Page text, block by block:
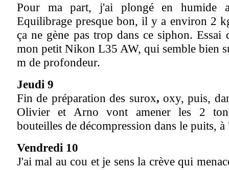
Pour ma part, j'ai plongé en humide
Equilibrage presque bon, il y a environ 2
ça ne gène pas trop dans ce siphon. Essai
mon petit Nikon L35 AW, qui semble bien
m de profondeur.
Jeudi 9
Fin de préparation des surox, oxy, puis,
Olivier et Arno vont amener les 2
bouteilles de décompression dans le puits,
Vendredi 10
J'ai mal au cou et je sens la crève qui